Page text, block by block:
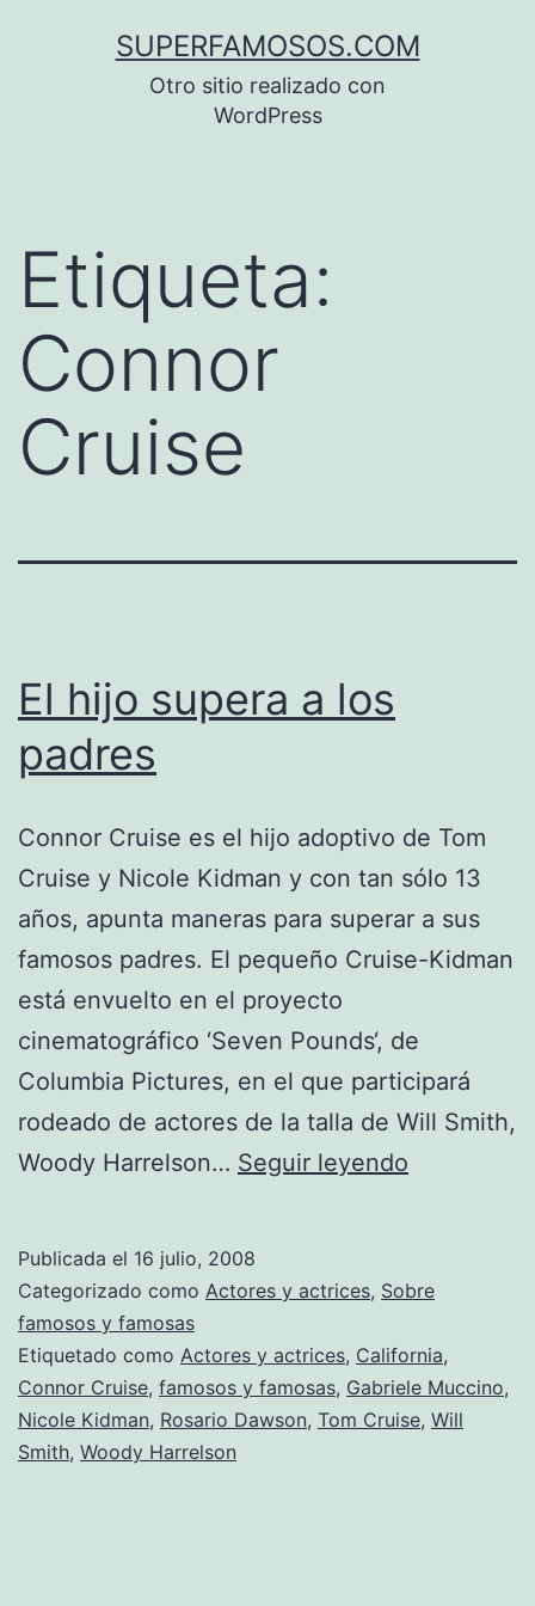
SUPERFAMOSOS.COM
Otro sitio realizado con
WordPress
Etiqueta:
Connor
Cruise
El hijo supera a los
padres
Connor Cruise es el hijo adoptivo de Tom
Cruise y Nicole Kidman y con tan sólo 13
años, apunta maneras para superar a sus
famosos padres. El pequeño Cruise-Kidman
está envuelto en el proyecto
cinematográfico ‘Seven Pounds‘, de
Columbia Pictures, en el que participará
rodeado de actores de la talla de Will Smith,
Woody Harrelson… Seguir leyendo
a
padres
Publicada el 16 julio, 2008
Categorizado como Actores y actrices, Sobre
famosos y famosas
Etiquetado como Actores y actrices, California,
Connor Cruise, famosos y famosas, Gabriele Muccino,
Nicole Kidman, Rosario Dawson, Tom Cruise, Will
Smith, Woody Harrelson